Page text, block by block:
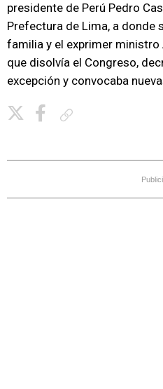
presidente de Perú Pedro
Prefectura de Lima, a donde
familia y el exprimer ministro
que disolvía el Congreso,
excepción y convocaba